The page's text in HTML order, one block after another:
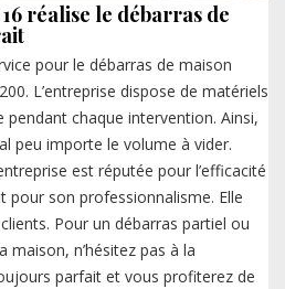
réalise le débarras de
pour le débarras de maison
L’entreprise dispose de matériels
chaque intervention. Ainsi,
peu importe le volume à vider.
est réputée pour l’efficacité
pour son professionnalisme. Elle
Pour un débarras partiel ou
n’hésitez pas à la
parfait et vous profiterez de